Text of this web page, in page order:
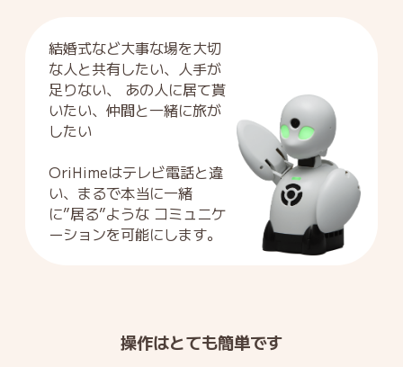
結婚式など大事な場を大切
な人と共有したい、人手が
足りない、
あの人に居て貰
いたい、仲間と一緒に旅が
したい
OriHimeはテレビ電話と違
い、まるで本当に一緒
に”居る”ようなコミュニケ
ーションを可能にします。
操作はとても簡単です